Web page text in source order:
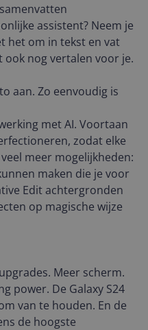
assistent? Neem je
het om in tekst en vat
ook nog vertalen voor je.
aan. Zo eenvoudig is
met AI. Voortaan
zodat elke
meer mogelijkheden:
maken die je voor
Edit achtergronden
op magische wijze
Meer scherm.
power. De Galaxy S24
van te houden. En de
de hoogste